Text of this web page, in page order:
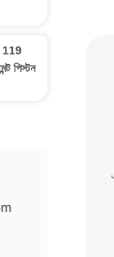
119
পিস্টন